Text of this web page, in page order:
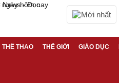
Mới nhất
THỂ THAO THẾ GIỚI GIÁO DỤC